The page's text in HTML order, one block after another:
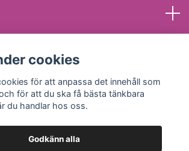
cookies
för att anpassa det innehåll som
för att du ska få bästa tänkbara
du handlar hos oss.
Godkänn alla